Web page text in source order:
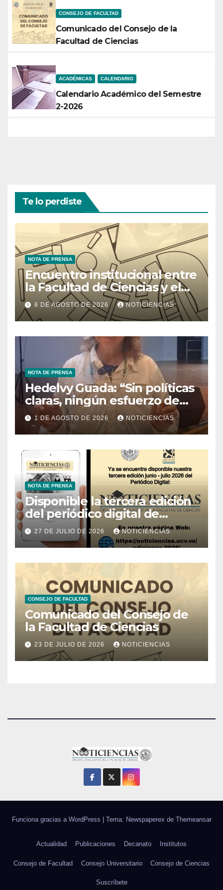
CONSEJO DE FACULTAD
Comunicado del Consejo de la
Facultad de Ciencias
ACADÉMICAS CALENDARIO
Calendario Académico del Semestre
2-2026
Te lo perdiste
NOTA DE PRENSA
Encuentro institucional entre
la Facultad de Ciencias y el
Ministerio de Ciencia y
Tecnología
6 DE AGOSTO DE 2026 NOTICIENCIAS
NOTA DE PRENSA
Hedelvy Guada: “Sin políticas
claras, ningún esfuerzo de
conservación rendirá frutos”
1 DE AGOSTO DE 2026 NOTICIENCIAS
NOTA DE PRENSA
Disponible la tercera edición
del periódico digital de
Noticiencias 2026
27 DE JULIO DE 2026 NOTICIENCIAS
CONSEJO DE FACULTAD
Comunicado del Consejo de
la Facultad de Ciencias
23 DE JULIO DE 2026 NOTICIENCIAS
Funciona gracias a WordPress Tema: Newspaperex de Themeansar
Actualidad Publicaciones Decanato Institutos
Consejo de Facultad Consejo Universitario Consejo de Ciencias
Suscríbete